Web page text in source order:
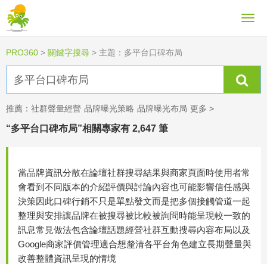
PRO360 > 關鍵字搜尋 > 主題：多平台口碑布局
推薦： 社群聲量經營 品牌曝光策略 品牌曝光布局 更多 >
“多平台口碑布局”相關專家有 2,647 筆
當品牌資訊分散在論壇社群搜尋結果與商家頁面時使用者常
會看到不同版本的介紹評價與討論內容也可能影響信任感與
決策因此口碑行銷不只是單點發文而是把多個接觸管道一起
整理與安排讓品牌在被搜尋被比較被詢問時能呈現較一致的
訊息常見做法包含論壇話題經營社群互動搜尋內容布局以及
Google商家評價管理適合想釐清各平台角色建立長期聲量與
改善整體資訊呈現的情境